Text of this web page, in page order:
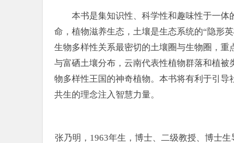
本书是集知识性、科学性和趣味性于一
命，植物滋养生态，土壤是生态系统的“隐形
生物多样性关系最密切的土壤圈与生物圈，
与富硒土壤分布，云南代表性植物群落和植
物多样性王国的神奇植物。本书将有利于引
共生的理念注入智慧力量。
张乃明，1963年生，博士、二级教授、博士